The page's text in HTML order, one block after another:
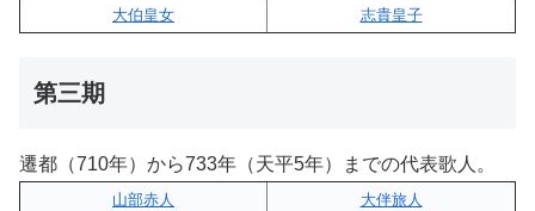
大伯皇女
志貴皇子
第三期
遷都（710年）から733年（天平5年）までの代表歌人。
山部赤人
大伴旅人